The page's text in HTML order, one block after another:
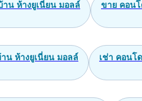
าน ห้างยูเนี่ยน มอลล์ ขาย คอนโ
าน ห้างยูเนี่ยน มอลล์ เช่า คอนโ